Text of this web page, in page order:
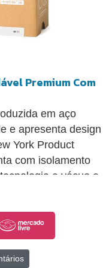
Premium Com
em aço
e apresenta design
York Product
com isolamento
a vácuo e
na
contribui
a haste
permite alternar